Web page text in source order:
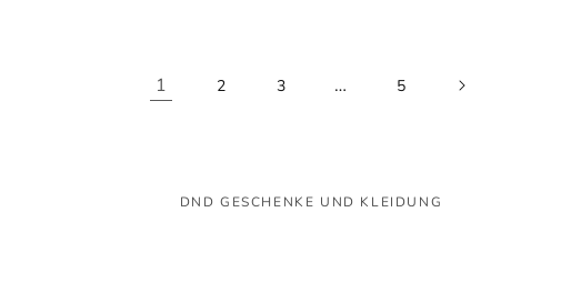
1 2 3 … 5
DND GESCHENKE UND KLEIDUNG